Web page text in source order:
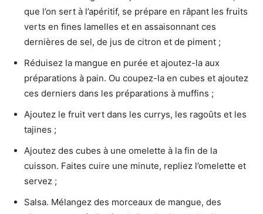
que l’on sert à l’apéritif, se prépare en râpant les fruits
verts en fines lamelles et en assaisonnant ces
dernières de sel, de jus de citron et de piment ;
Réduisez la mangue en purée et ajoutez-la aux
préparations à pain. Ou coupez-la en cubes et ajoutez
ces derniers dans les préparations à muffins ;
Ajoutez le fruit vert dans les currys, les ragoûts et les
tajines ;
Ajoutez des cubes à une omelette à la fin de la
cuisson. Faites cuire une minute, repliez l’omelette et
servez ;
Salsa. Mélangez des morceaux de mangue, des